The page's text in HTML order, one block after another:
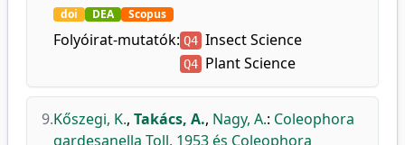
doi DEA Scopus
Folyóirat-mutatók: Q4 Insect Science
Q4 Plant Science
9.Kőszegi, K., Takács, A., Nagy, A.: Coleophora
gardesanella Toll, 1953 és Coleophora